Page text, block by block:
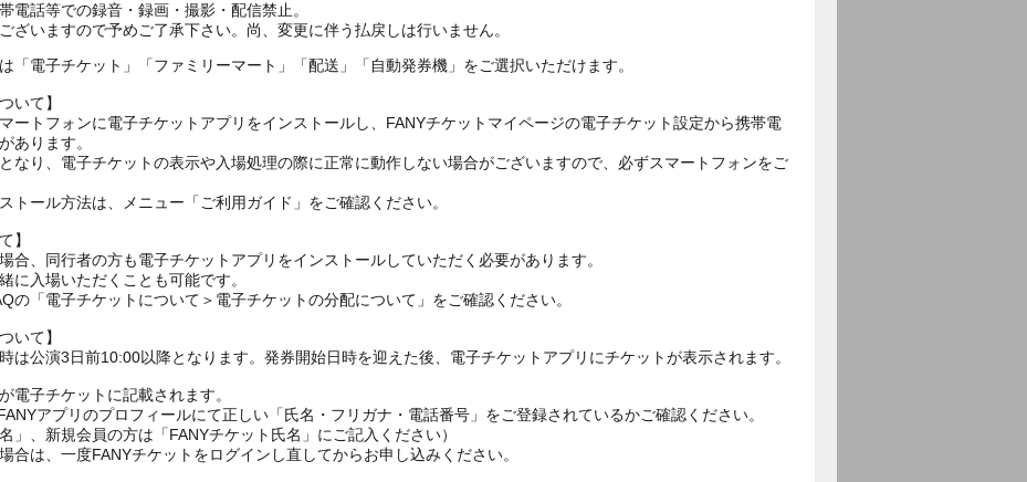
電話等での録音・録画・撮影・配信禁止。
ざいますので予めご了承下さい。尚、変更に伴う払戻しは行いません。
「電子チケット」「ファミリーマート」「配送」「自動発券機」をご選択いただけます。
いて】
ートフォンに電子チケットアプリをインストールし、FANYチケットマイページの電子チケット設定から携帯電
あります。
なり、電子チケットの表示や入場処理の際に正常に動作しない場合がございますので、必ずスマートフォンをご
トール方法は、メニュー「ご利用ガイド」をご確認ください。
】
合、同行者の方も電子チケットアプリをインストールしていただく必要があります。
に入場いただくことも可能です。
の「電子チケットについて＞電子チケットの分配について」をご確認ください。
いて】
は公演3日前10:00以降となります。発券開始日時を迎えた後、電子チケットアプリにチケットが表示されます。
電子チケットに記載されます。
アプリのプロフィールにて正しい「氏名・フリガナ・電話番号」をご登録されているかご確認ください。
」、新規会員の方は「FANYチケット氏名」にご記入ください）
合は、一度FANYチケットをログインし直してからお申し込みください。